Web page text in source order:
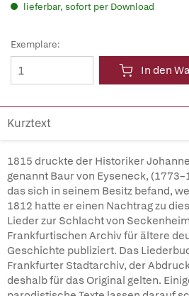
lieferbar, sofort per Download
Exemplare:
In den
Kurztext
1815 druckte der Historiker
genannt Baur von Eyseneck,
das sich in seinem Besitz befand,
1812 hatte er einen Nachtrag zu
Lieder zur Schlacht von
Frankfurtischen Archiv für ältere
Geschichte publiziert. Das
Frankfurter Stadtarchiv, der
deshalb für das Original gelten.